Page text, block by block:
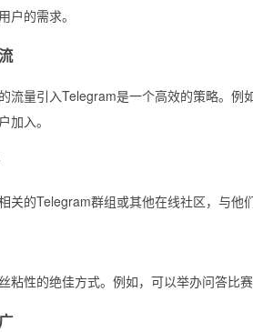
户的需求。
流量引入Telegram是一个高效的策略。
加入。
关的Telegram群组或其他在线社区，与
粘性的绝佳方式。例如，可以举办问答比